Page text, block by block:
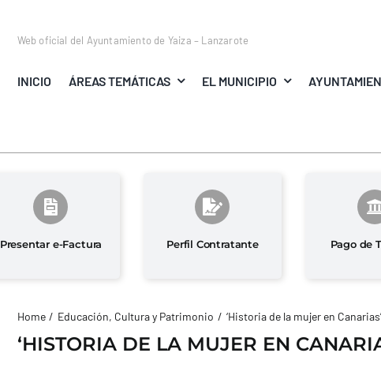
Web oficial del Ayuntamiento de Yaiza – Lanzarote
INICIO ÁREAS TEMÁTICAS EL MUNICIPIO
Presentar e-Factura Perfil Contratante Pago de
Home Educación, Cultura y Patrimonio ‘Historia de la mujer en Canarias’
‘HISTORIA DE LA MUJER EN